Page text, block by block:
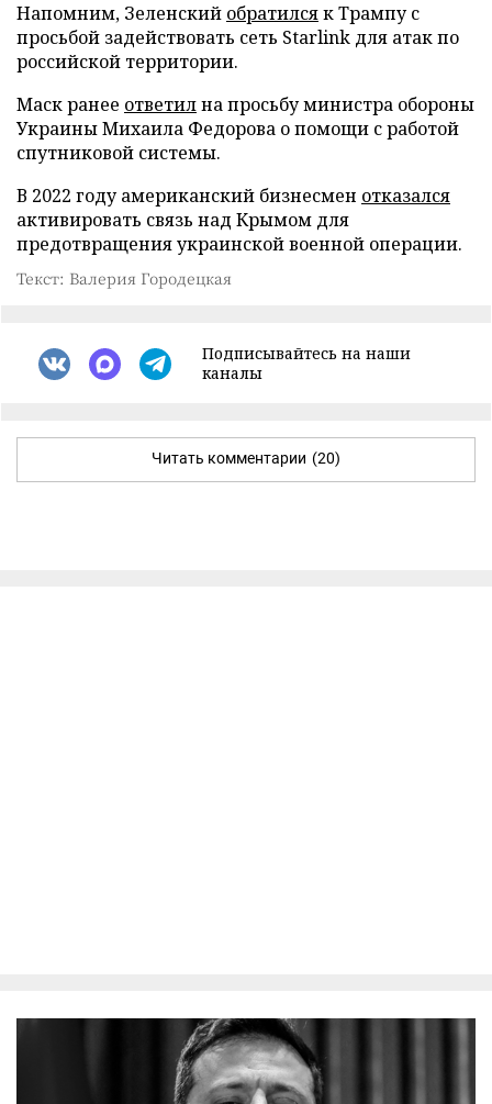
Напомним, Зеленский обратилсяк Трампу с
просьбой задействовать сеть Starlink для атак по
российской территории.
Маск ранее ответилна просьбу министра обороны
Украины Михаила Федорова о помощи с работой
спутниковой системы.
В 2022 году американский бизнесмен отказался
активировать связь над Крымом для
предотвращения украинской военной операции.
Текст: Валерия Городецкая
Подписывайтесь на наши
каналы
Читать комментарии (20)